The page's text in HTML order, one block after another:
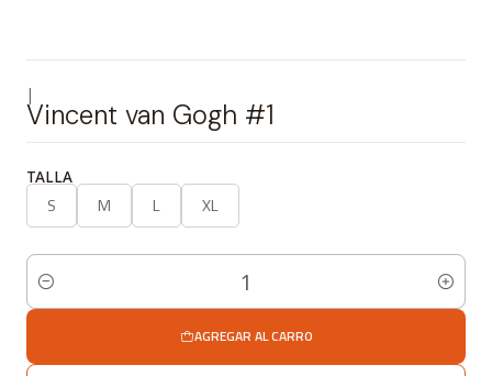
|
Vincent van Gogh #1
TALLA
S M L XL
Cantidad
AGREGAR AL CARRO